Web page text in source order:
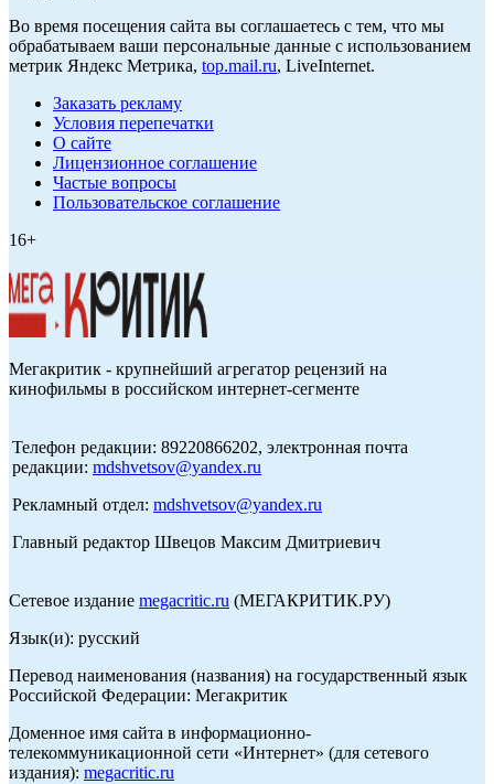
Во время посещения сайта вы соглашаетесь с тем, что мы
обрабатываем ваши персональные данные с использованием
метрик Яндекс Метрика, top.mail.ru, LiveInternet.
Заказать рекламу
Условия перепечатки
О сайте
Лицензионное соглашение
Частые вопросы
Пользовательское соглашение
16+
Мегакритик - крупнейший агрегатор рецензий на
кинофильмы в российском интернет-сегменте
Телефон редакции: 89220866202, электронная почта
редакции: mdshvetsov@yandex.ru
Рекламный отдел: mdshvetsov@yandex.ru
Главный редактор Швецов Максим Дмитриевич
Сетевое издание megacritic.ru (МЕГАКРИТИК.РУ)
Язык(и): русский
Перевод наименования (названия) на государственный язык
Российской Федерации: Мегакритик
Доменное имя сайта в информационно-
телекоммуникационной сети «Интернет» (для сетевого
издания): megacritic.ru